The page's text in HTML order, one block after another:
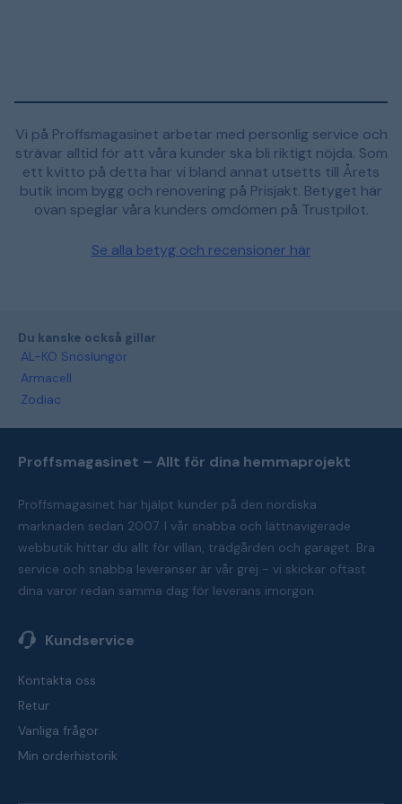
Vi på Proffsmagasinet arbetar med personlig service och
strävar alltid för att våra kunder ska bli riktigt nöjda. Som
ett kvitto på detta har vi bland annat utsetts till Årets
butik inom bygg och renovering på Prisjakt. Betyget här
ovan speglar våra kunders omdömen på Trustpilot.
Se alla betyg och recensioner här
Du kanske också gillar
AL-KO Snöslungor
Armacell
Zodiac
Proffsmagasinet – Allt för dina hemmaprojekt
Proffsmagasinet har hjälpt kunder på den nordiska
marknaden sedan 2007. I vår snabba och lättnavigerade
webbutik hittar du allt för villan, trädgården och garaget. Bra
service och snabba leveranser är vår grej - vi skickar oftast
dina varor redan samma dag för leverans imorgon.
Kundservice
Kontakta oss
Retur
Vanliga frågor
Min orderhistorik